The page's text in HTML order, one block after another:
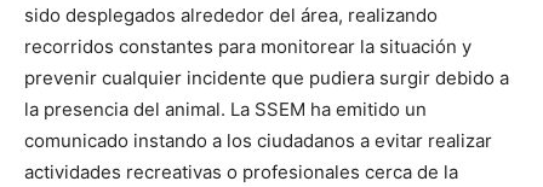
sido desplegados alrededor del área, realizando
recorridos constantes para monitorear la situación y
prevenir cualquier incidente que pudiera surgir debido a
la presencia del animal. La SSEM ha emitido un
comunicado instando a los ciudadanos a evitar realizar
actividades recreativas o profesionales cerca de la